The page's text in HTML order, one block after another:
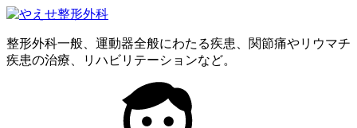
整形外科一般、運動器全般にわたる疾患、関節痛やリウマチ
疾患の治療、リハビリテーションなど。